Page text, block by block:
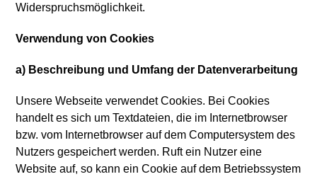
Widerspruchsmöglichkeit.
Verwendung von Cookies
a) Beschreibung und Umfang der Datenverarbeitung
Unsere Webseite verwendet Cookies. Bei Cookies
handelt es sich um Textdateien, die im Internetbrowser
bzw. vom Internetbrowser auf dem Computersystem des
Nutzers gespeichert werden. Ruft ein Nutzer eine
Website auf, so kann ein Cookie auf dem Betriebssystem